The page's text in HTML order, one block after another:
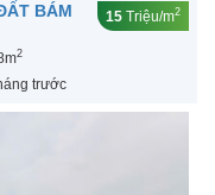
BÁM
15 Triệu/m2
2
trước